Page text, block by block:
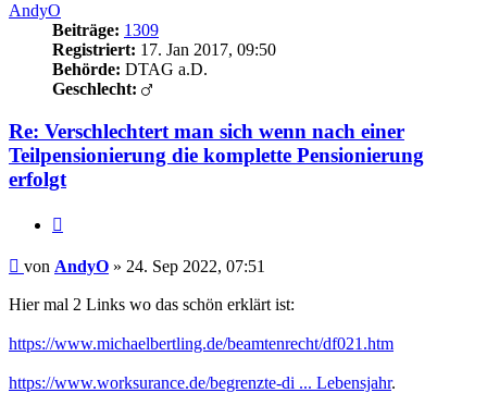
AndyO
Beiträge: 1309
Registriert: 17. Jan 2017, 09:50
Behörde: DTAG a.D.
Geschlecht:
Re: Verschlechtert man sich wenn nach einer
Teilpensionierung die komplette Pensionierung
erfolgt
Beitrag
von AndyO » 24. Sep 2022, 07:51
Hier mal 2 Links wo das schön erklärt ist:
https://www.michaelbertling.de/beamtenrecht/df021.htm
https://www.worksurance.de/begrenzte-di ... Lebensjahr.